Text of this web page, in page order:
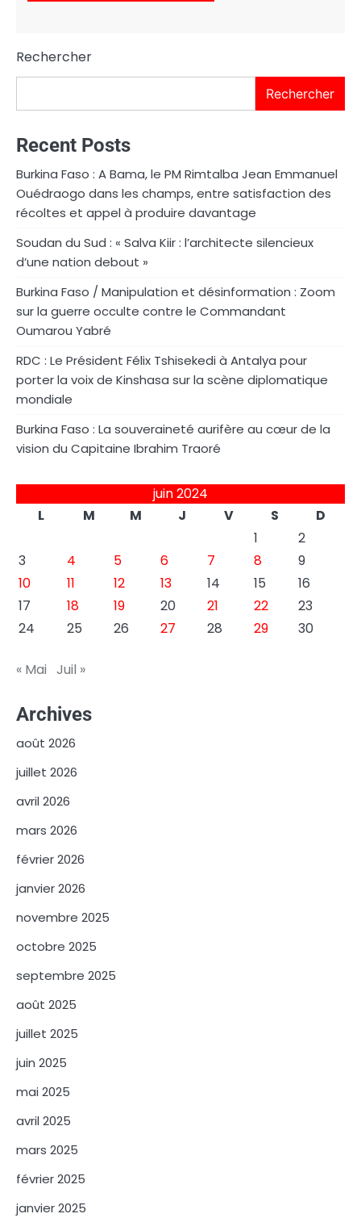
Rechercher
Rechercher
Recent Posts
Burkina Faso : A Bama, le PM Rimtalba Jean Emmanuel
Ouédraogo dans les champs, entre satisfaction des
récoltes et appel à produire davantage
Soudan du Sud : « Salva Kiir : l’architecte silencieux
d’une nation debout »
Burkina Faso / Manipulation et désinformation : Zoom
sur la guerre occulte contre le Commandant
Oumarou Yabré
RDC : Le Président Félix Tshisekedi à Antalya pour
porter la voix de Kinshasa sur la scène diplomatique
mondiale
Burkina Faso : La souveraineté aurifère au cœur de la
vision du Capitaine Ibrahim Traoré
juin 2024
L
M M J V S
D
1
2
3
4 5 6 7 8
9
10
11 12 13 14 15
16
17
18 19 20 21 22
23
24
25 26 27 28 29 30
« Mai Juil »
Archives
août 2026
juillet 2026
avril 2026
mars 2026
février 2026
janvier 2026
novembre 2025
octobre 2025
septembre 2025
août 2025
juillet 2025
juin 2025
mai 2025
avril 2025
mars 2025
février 2025
janvier 2025